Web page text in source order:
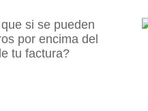
del 95%
factura?